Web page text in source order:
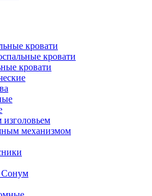
кровати
кровати
кровати
механизмом
Сонум